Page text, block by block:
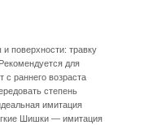
поверхности: травку
для
с раннего возраста
степень
имитация
Шишки — имитация